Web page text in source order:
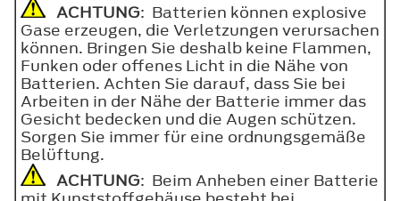
ACHTUNG: Batterien können explosive
Gase erzeugen, die Verletzungen verursachen
können. Bringen Sie deshalb keine Flammen,
Funken oder offenes Licht in die Nähe von
Batterien. Achten Sie darauf, dass Sie bei
Arbeiten in der Nähe der Batterie immer das
Gesicht bedecken und die Augen schützen.
Sorgen Sie immer für eine ordnungsgemäße
Belüftung.
ACHTUNG: Beim Anheben einer Batterie